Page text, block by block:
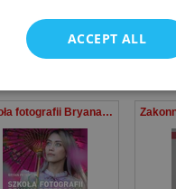
Bryan Peterson
Szkoła fotografii Bryana Petersona Twórz lepsze zdjęcia – warsztaty z mistrzem
ACCEPT ALL